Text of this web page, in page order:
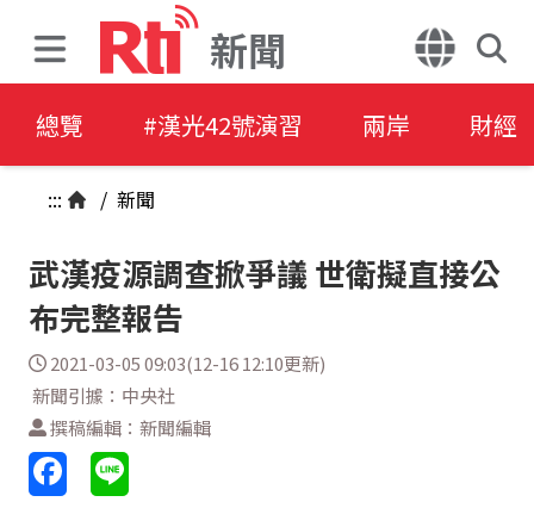
新聞
總覽 #漢光42號演習 兩岸 財經
::: / 新聞
武漢疫源調查掀爭議 世衛擬直接公
布完整報告
2021-03-05 09:03(12-16 12:10更新)
新聞引據：中央社
撰稿編輯：新聞編輯